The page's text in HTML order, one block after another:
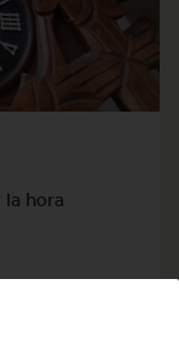
la hora